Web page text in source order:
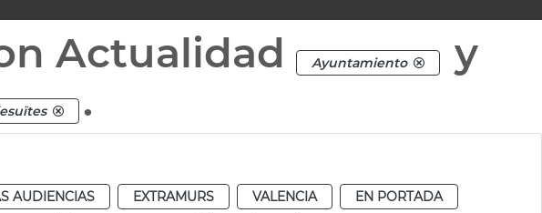
Actualidad Ayuntamiento
y
.
AUDIENCIAS EXTRAMURS VALENCIA
EN PORTADA